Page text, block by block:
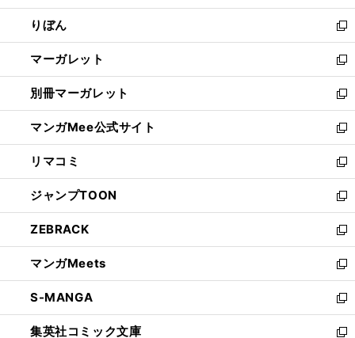
開
く
ウ
で
開
く
ン
ド
ウ
で
開
く
ウ
ィ
ン
ド
ウ
で
開
く
りぼん
新
し
い
ウ
ィ
ン
ド
ウ
で
開
く
マーガレット
新
し
い
ウ
ィ
ン
ド
ウ
で
開
く
別冊マーガレット
新
し
い
ウ
ィ
ン
ド
ウ
で
開
く
マンガMee公式サイト
新
し
い
ウ
ィ
ン
ド
ウ
で
開
く
リマコミ
新
し
い
ウ
ィ
ン
ド
ウ
で
開
く
ジャンプTOON
新
し
い
ウ
ィ
ン
ド
ウ
で
ZEBRACK
新
し
い
ウ
ィ
ン
ド
マンガMeets
新
し
い
ウ
ィ
S-MANGA
新
し
い
集英社コミック文庫
新